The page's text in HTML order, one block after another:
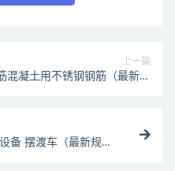
上一篇
混凝土用不锈钢钢筋（最新规
备 摆渡车（最新规